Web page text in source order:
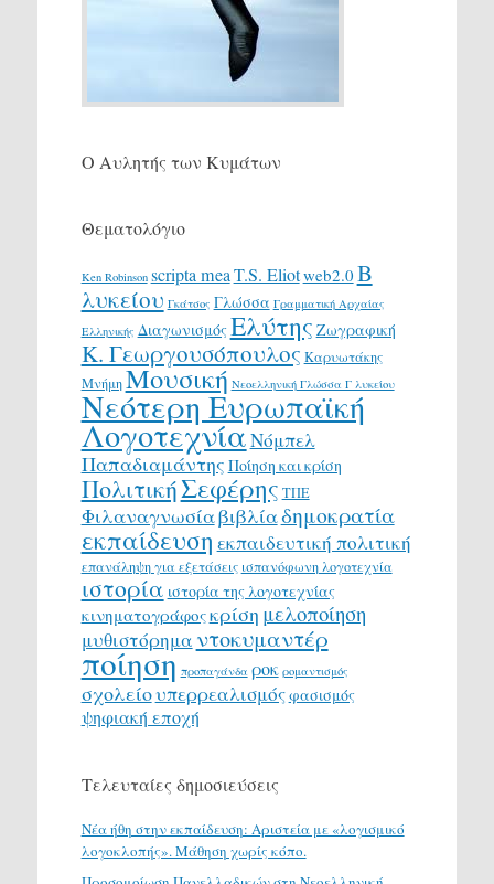
Ο Αυλητής των Κυμάτων
Θεματολόγιο
Ken Robinson scripta meaT.S. Eliotweb2.0 Β
λυκείου Γκάτσος Γλώσσα Γραμματική Αρχαίας
Ελληνικής ΔιαγωνισμόςΕλύτης Ζωγραφική
Κ. Γεωργουσόπουλος Καρυωτάκης
ΜνήμηΜουσική Νεοελληνική Γλώσσα Γ λυκείου
Νεότερη Ευρωπαϊκή
ΛογοτεχνίαΝόμπελ
Παπαδιαμάντης Ποίηση και κρίση
ΠολιτικήΣεφέρης ΤΠΕ
Φιλαναγνωσίαβιβλίαδημοκρατία
εκπαίδευση εκπαιδευτική πολιτική
επανάληψη για εξετάσεις ισπανόφωνη λογοτεχνία
ιστορία ιστορία της λογοτεχνίας
κινηματογράφοςκρίση μελοποίηση
μυθιστόρημα ντοκυμαντέρ
ποίηση προπαγάνδα ροκ ρομαντισμός
σχολείουπερρεαλισμόςφασισμός
ψηφιακή εποχή
Τελευταίες δημοσιεύσεις
Νέα ήθη στην εκπαίδευση: Αριστεία με «λογισμικό
λογοκλοπής». Μάθηση χωρίς κόπο.